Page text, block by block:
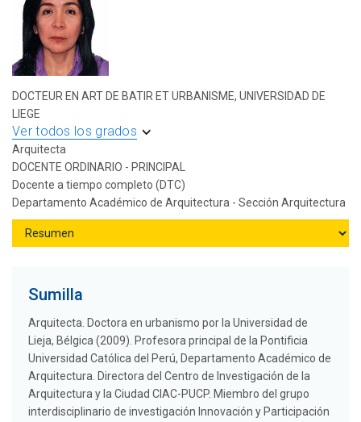
DOCTEUR EN ART DE BATIR ET URBANISME, UNIVERSIDAD DE
LIEGE
Ver todos los grados
Arquitecta
DOCENTE ORDINARIO - PRINCIPAL
Docente a tiempo completo (DTC)
Departamento Académico de Arquitectura - Sección Arquitectura
Sumilla
Arquitecta. Doctora en urbanismo por la Universidad de
Lieja, Bélgica (2009). Profesora principal de la Pontificia
Universidad Católica del Perú, Departamento Académico de
Arquitectura. Directora del Centro de Investigación de la
Arquitectura y la Ciudad CIAC-PUCP. Miembro del grupo
interdisciplinario de investigación Innovación y Participación